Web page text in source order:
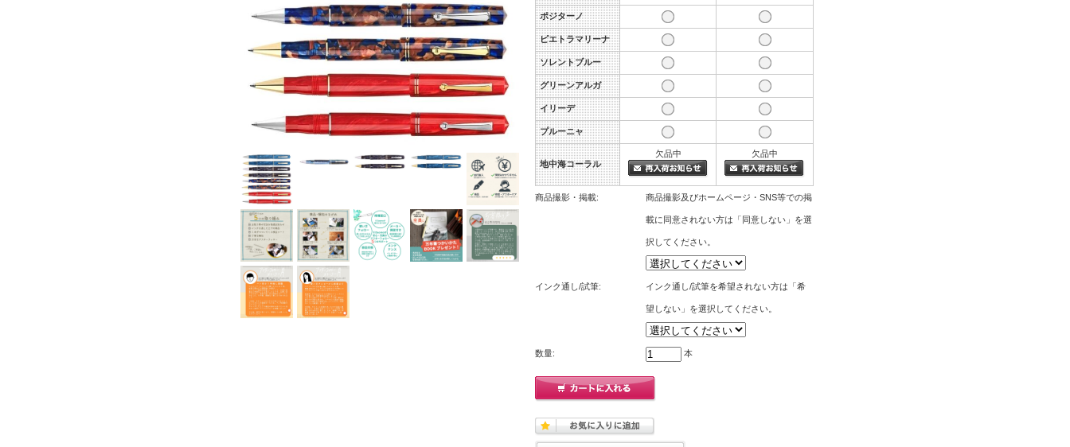
ポジターノ
ピエトラマリーナ
ソレントブルー
グリーンアルガ
イリーデ
プルーニャ
地中海コーラル
欠品中 欠品中
商品撮影・掲載: 商品撮影及びホームページ・SNS等での掲
載に同意されない方は「同意しない」を選
択してください。
インク通し/試筆: インク通し/試筆を希望されない方は「希
望しない」を選択してください。
数量: 本